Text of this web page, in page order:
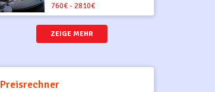
760€ - 2810€
ZEIGE MEHR
Preisrechner